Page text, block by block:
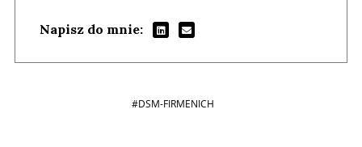
Napisz do mnie:
#DSM-FIRMENICH